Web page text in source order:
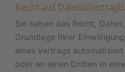
Recht auf
Sie haben das Recht,
Grundlage Ihrer
eines Vertrags
oder an einen Dritten in